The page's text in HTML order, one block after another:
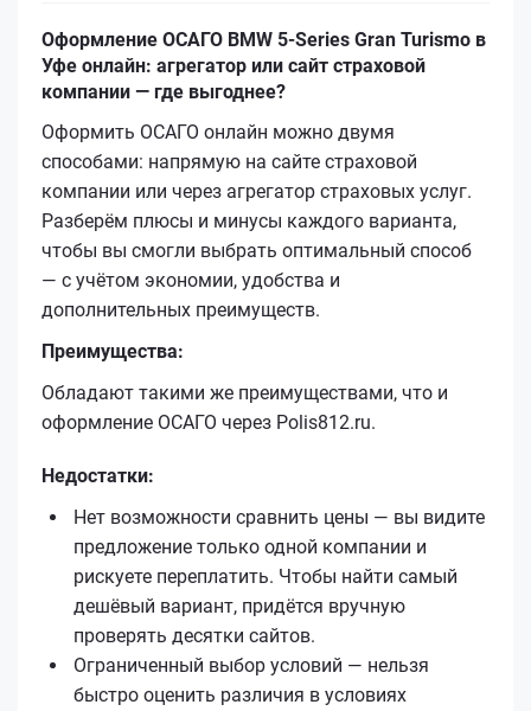
Оформление ОСАГО BMW 5-Series Gran Turismo в
Уфе онлайн: агрегатор или сайт страховой
компании — где выгоднее?
Оформить ОСАГО онлайн можно двумя
способами: напрямую на сайте страховой
компании или через агрегатор страховых услуг.
Разберём плюсы и минусы каждого варианта,
чтобы вы смогли выбрать оптимальный способ
— с учётом экономии, удобства и
дополнительных преимуществ.
Преимущества:
Обладают такими же преимуществами, что и
оформление ОСАГО через Polis812.ru.
Недостатки:
Нет возможности сравнить цены — вы видите
предложение только одной компании и
рискуете переплатить. Чтобы найти самый
дешёвый вариант, придётся вручную
проверять десятки сайтов.
Ограниченный выбор условий — нельзя
быстро оценить различия в условиях